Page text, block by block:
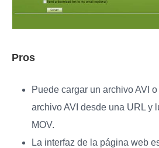
Pros
Puede cargar un archivo AVI
archivo AVI desde una URL y
MOV.
La interfaz de la página web